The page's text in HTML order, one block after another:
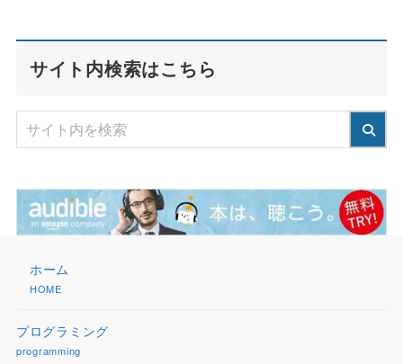
サイト内検索はこちら
ホーム
HOME
プログラミング
programming